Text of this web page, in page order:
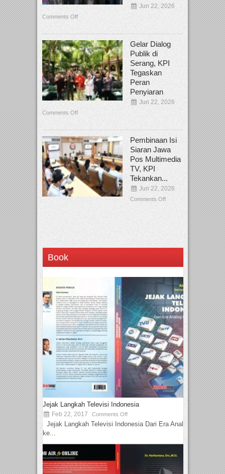
Jun 22, 2026
Comments Off
Gelar Dialog
Publik di
Serang, KPI
Tegaskan
Peran
Penyiaran
Jun 22, 2026
Comments Off
Pembinaan Isi
Siaran Jawa
Pos Multimedia
TV, KPI
Tekankan...
Jun 22, 2026
Comments Off
Book
Jejak Langkah Televisi Indonesia
Feb 22, 2017 Comments Off
Jejak Langkah Televisi Indonesia Dari Era Analog
ke...